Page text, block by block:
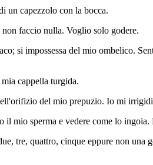
un capezzolo con la bocca.
faccio nulla. Voglio solo godere.
si impossessa del mio ombelico.
cappella turgida.
del mio prepuzio. Io mi
il mio sperma e vedere come lo
tre, quattro, cinque eppure non una